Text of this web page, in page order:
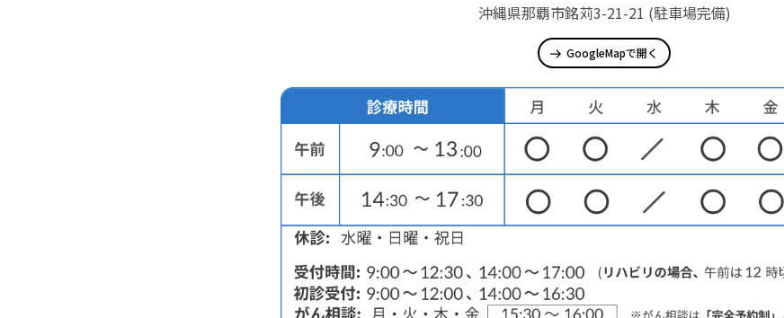
沖縄県那覇市銘苅3-21-21 (駐車場完備)
GoogleMapで開く